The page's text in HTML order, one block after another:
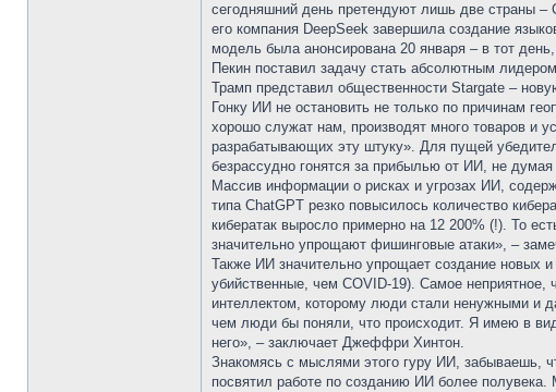
сегодняшний день претендуют лишь две страны
его компания DeepSeek завершила создание
модель была анонсирована 20 января – в тот
Пекин поставил задачу стать абсолютным
Трамп представил общественности Stargate –
Гонку ИИ не остановить не только по причинам
хорошо служат нам, производят много товаров и
разрабатывающих эту штуку». Для пущей
безрассудно гонятся за прибылью от ИИ, не
Массив информации о рисках и угрозах ИИ,
типа ChatGPT резко повысилось количество
кибератак выросло примерно на 12 200% (!). То
значительно упрощают фишинговые атаки», –
Также ИИ значительно упрощает создание новых
убийственные, чем COVID-19). Самое неприятное,
интеллектом, которому люди стали ненужными и
чем люди бы поняли, что происходит. Я имею в
него», – заключает Джеффри Хинтон.
Знакомясь с мыслями этого гуру ИИ, забываешь,
посвятил работе по созданию ИИ более